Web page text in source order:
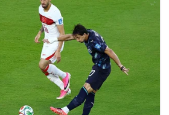
yang saya lakukan sebelumnya.
sedang terbawa arus emosi," ujarnya.
warganet di media sosial, akun TikTok
akun asli milik Aiptu Made
dihapus terkait viral video protes tentang
proses seleksi Bintara. (*)